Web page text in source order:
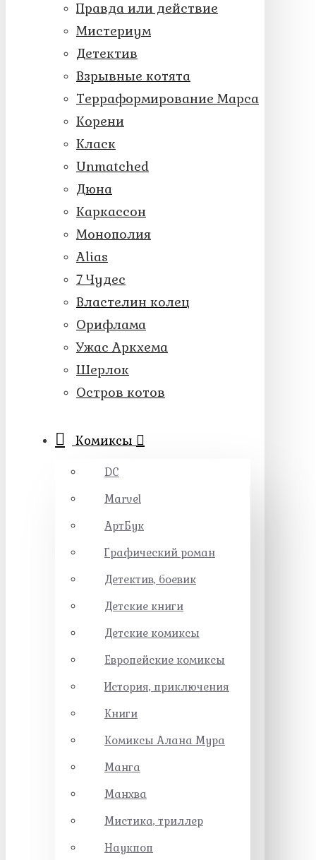
Правда или действие
Мистериум
Детектив
Взрывные котята
Терраформирование Марса
Корени
Класк
Unmatched
Дюна
Каркассон
Монополия
Alias
7 Чудес
Властелин колец
Орифлама
Ужас Аркхема
Шерлок
Остров котов
Комикcы
DC
Marvel
АртБук
Графический роман
Детектив, боевик
Детские книги
Детские комиксы
Европейские комиксы
История, приключения
Книги
Комиксы Алана Мура
Манга
Манхва
Мистика, триллер
Наукпоп